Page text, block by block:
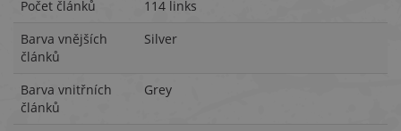
Počet článků
114 links
Barva vnějších
článků
Silver
Barva vnitřních
článků
Grey